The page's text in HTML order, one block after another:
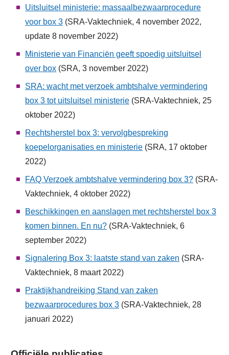
Uitsluitsel ministerie: massaalbezwaarprocedure
voor box 3 (SRA-Vaktechniek, 4 november 2022,
update 8 november 2022)
Ministerie van Financiën geeft spoedig uitsluitsel
over box (SRA, 3 november 2022)
SRA: wacht met verzoek ambtshalve vermindering
box 3 tot uitsluitsel ministerie (SRA-Vaktechniek, 25
oktober 2022)
Rechtsherstel box 3: vervolgbespreking
koepelorganisaties en ministerie (SRA, 17 oktober
2022)
FAQ Verzoek ambtshalve vermindering box 3? (SRA-
Vaktechniek, 4 oktober 2022)
Beschikkingen en aanslagen met rechtsherstel box 3
komen binnen. En nu? (SRA-Vaktechniek, 6
september 2022)
Signalering Box 3: laatste stand van zaken (SRA-
Vaktechniek, 8 maart 2022)
Praktijkhandreiking Stand van zaken
bezwaarprocedures box 3 (SRA-Vaktechniek, 28
januari 2022)